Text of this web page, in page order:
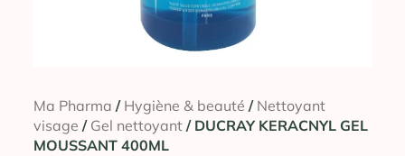
Ma Pharma / Hygiène & beauté / Nettoyant
visage / Gel nettoyant / DUCRAY KERACNYL GEL
MOUSSANT 400ML